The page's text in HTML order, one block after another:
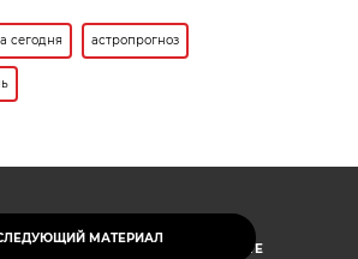
МАТЕРИАЛ
сегодня астропрогноз
НА САЙТЕ
РЕКЛАМА В ГАЗЕТЕ